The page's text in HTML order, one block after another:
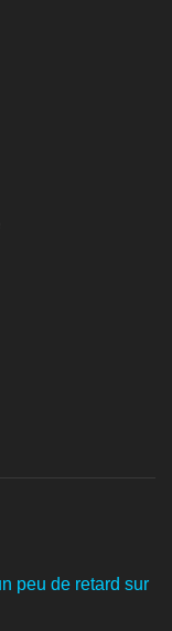
peu de retard sur